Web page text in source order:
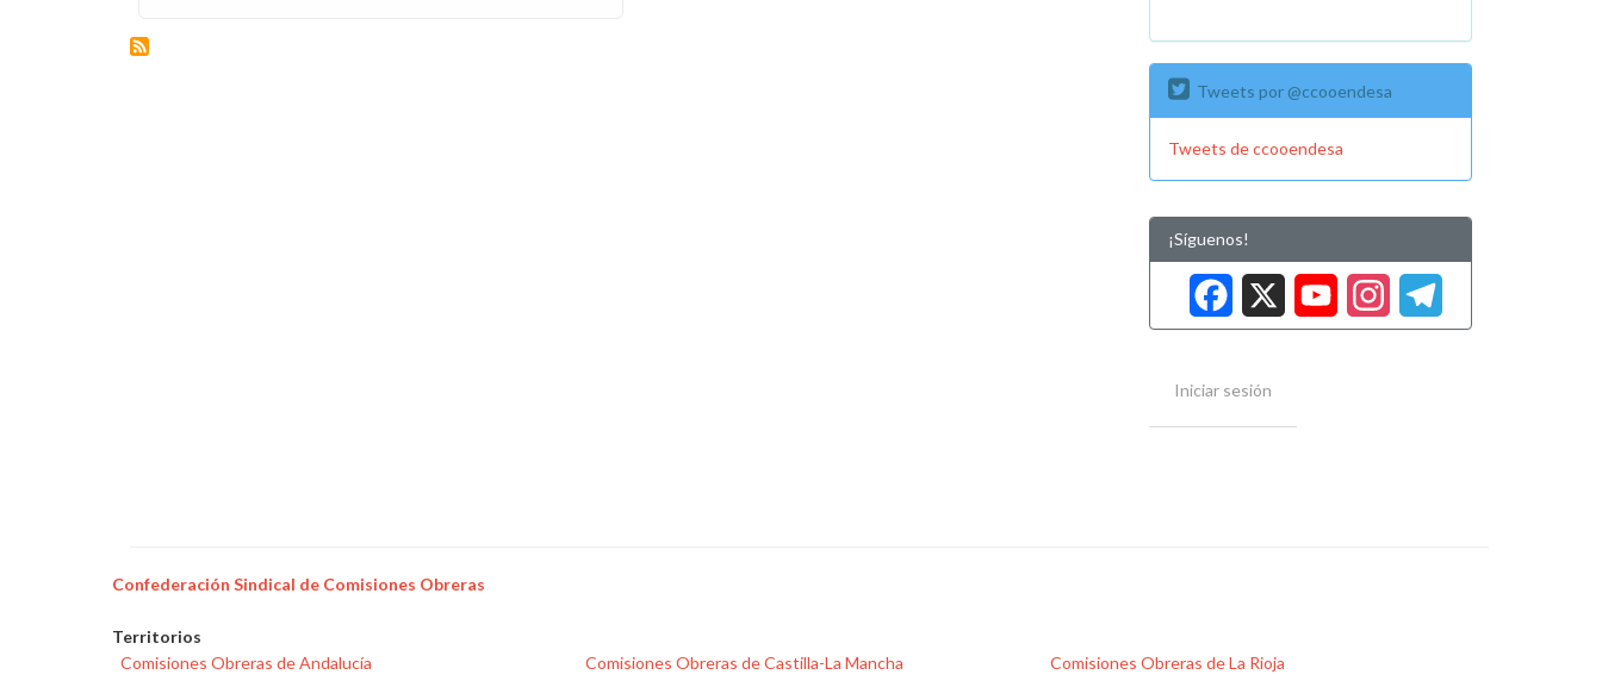
Tweets por @ccooendesa
Tweets de ccooendesa
¡Síguenos!
Facebook
XYouTube
Iniciar sesión
Confederación Sindical de Comisiones Obreras
Territorios
Comisiones Obreras de Andalucía
Comisiones Obreras de Castilla-La Mancha
Comisiones Obreras de La Rioja